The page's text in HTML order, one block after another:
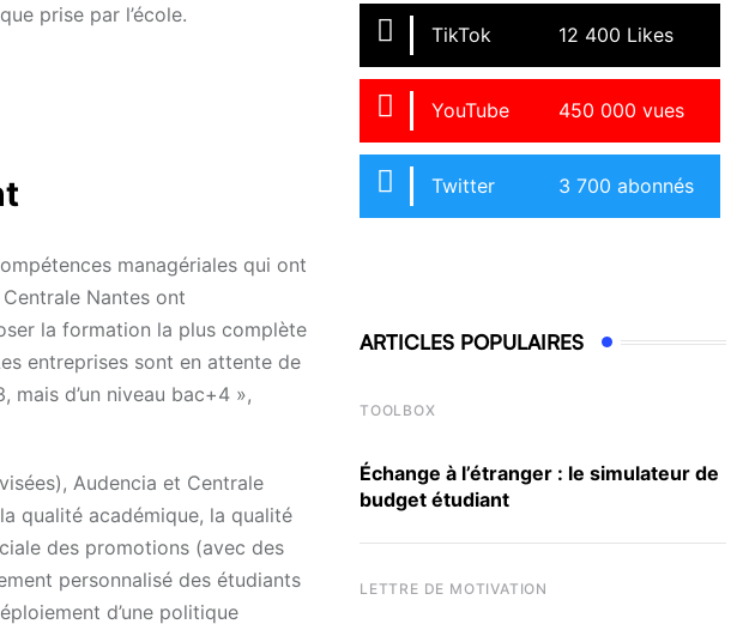
prise par l’école.
managériales qui ont
Nantes ont
la formation la plus complète
entreprises sont en attente de
mais d’un niveau bac+4 »,
Audencia et Centrale
qualité académique, la qualité
des promotions (avec des
personnalisé des étudiants
d’une politique
TikTok 12 400 Likes
YouTube 450 000 vues
Twitter 3 700 abonnés
ARTICLES POPULAIRES
TOOLBOX
Échange à l’étranger : le simulateur de
budget étudiant
LETTRE DE MOTIVATION